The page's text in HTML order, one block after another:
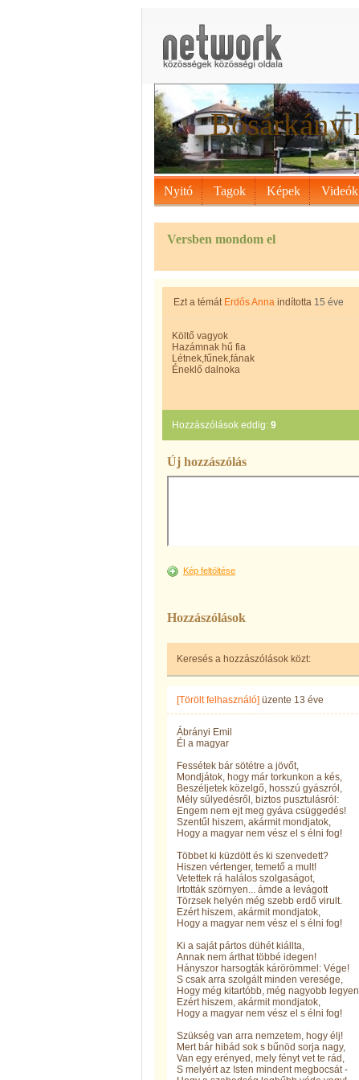
Bősárkány
Nyitó Tagok Képek Videók
Versben mondom el
Ezt a témát Erdős Anna indította 15 éve
Költő vagyok
Hazámnak hű fia
Létnek,fűnek,fának
Éneklő dalnoka
Hozzászólások eddig: 9
Új hozzászólás
Kép feltöltése
Hozzászólások
Keresés a hozzászólások közt:
[Törölt felhasználó] üzente 13 éve
Ábrányi Emil
Él a magyar
Fessétek bár sötétre a jövőt,
Mondjátok, hogy már torkunkon a kés,
Beszéljetek közelgő, hosszú gyászról,
Mély sűlyedésről, biztos pusztulásról:
Engem nem ejt meg gyáva csüggedés!
Szentűl hiszem, akármit mondjatok,
Hogy a magyar nem vész el s élni fog!
Többet ki küzdött és ki szenvedett?
Hiszen vértenger, temető a mult!
Vetettek rá halálos szolgaságot,
Irtották szörnyen... ámde a levágott
Törzsek helyén még szebb erdő virult.
Ezért hiszem, akármit mondjatok,
Hogy a magyar nem vész el s élni fog!
Ki a saját pártos dühét kiállta,
Annak nem árthat többé idegen!
Hányszor harsogták kárörömmel: Vége!
S csak arra szolgált minden veresége,
Hogy még kitartóbb, még nagyobb
Ezért hiszem, akármit mondjatok,
Hogy a magyar nem vész el s élni fog!
Szükség van arra nemzetem, hogy élj!
Mert bár hibád sok s bűnöd sorja nagy,
Van egy erényed, mely fényt vet te rád,
S melyért az Isten mindent megbocsát -